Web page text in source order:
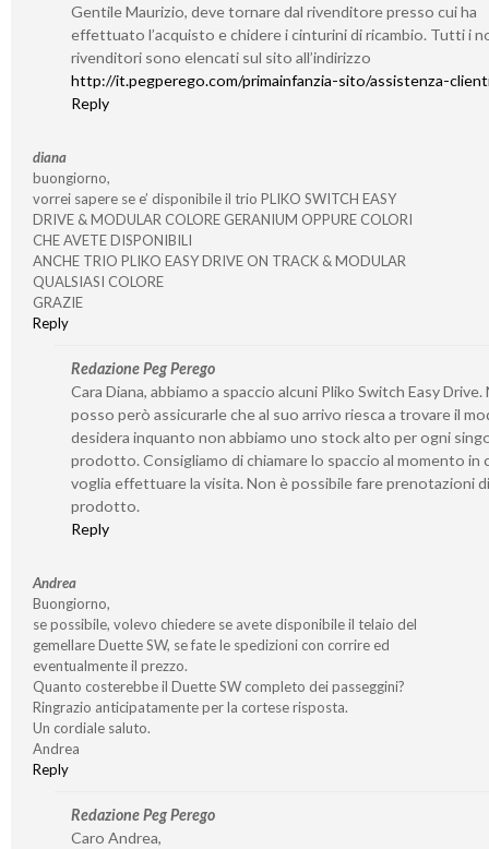
Gentile Maurizio, deve tornare dal rivenditore presso cui ha
effettuato l’acquisto e chidere i cinturini di ricambio. Tutti i
rivenditori sono elencati sul sito all’indirizzo
http://it.pegperego.com/primainfanzia-sito/assistenza-
Reply
diana
buongiorno,
vorrei sapere se e’ disponibile il trio PLIKO SWITCH EASY
DRIVE & MODULAR COLORE GERANIUM OPPURE COLORI
CHE AVETE DISPONIBILI
ANCHE TRIO PLIKO EASY DRIVE ON TRACK & MODULAR
QUALSIASI COLORE
GRAZIE
Reply
Redazione Peg Perego
Cara Diana, abbiamo a spaccio alcuni Pliko Switch Easy Drive.
posso però assicurarle che al suo arrivo riesca a trovare il
desidera inquanto non abbiamo uno stock alto per ogni
prodotto. Consigliamo di chiamare lo spaccio al momento in
voglia effettuare la visita. Non è possibile fare prenotazioni di
prodotto.
Reply
Andrea
Buongiorno,
se possibile, volevo chiedere se avete disponibile il telaio del
gemellare Duette SW, se fate le spedizioni con corrire ed
eventualmente il prezzo.
Quanto costerebbe il Duette SW completo dei passeggini?
Ringrazio anticipatamente per la cortese risposta.
Un cordiale saluto.
Andrea
Reply
Redazione Peg Perego
Caro Andrea,